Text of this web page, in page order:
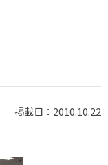
掲載日：2010.10.22